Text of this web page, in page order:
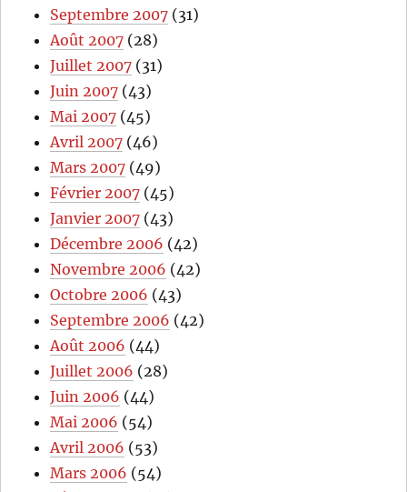
Septembre 2007 (31)
Août 2007 (28)
Juillet 2007 (31)
Juin 2007 (43)
Mai 2007 (45)
Avril 2007 (46)
Mars 2007 (49)
Février 2007 (45)
Janvier 2007 (43)
Décembre 2006 (42)
Novembre 2006 (42)
Octobre 2006 (43)
Septembre 2006 (42)
Août 2006 (44)
Juillet 2006 (28)
Juin 2006 (44)
Mai 2006 (54)
Avril 2006 (53)
Mars 2006 (54)